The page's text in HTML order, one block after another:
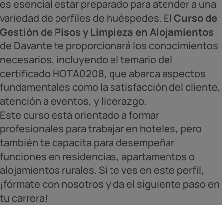
es esencial estar preparado para atender a una
variedad de perfiles de huéspedes. ElCurso de
Gestión de Pisos y Limpieza en Alojamientos
de Davante te proporcionará los conocimientos
necesarios, incluyendo el temario del
certificado HOTA0208, que abarca aspectos
fundamentales como la satisfacción del cliente,
atención a eventos, y liderazgo.
Este curso está orientado a formar
profesionales para trabajar en hoteles, pero
también te capacita para desempeñar
funciones en residencias, apartamentos o
alojamientos rurales. Si te ves en este perfil,
¡fórmate con nosotros y da el siguiente paso en
tu carrera!